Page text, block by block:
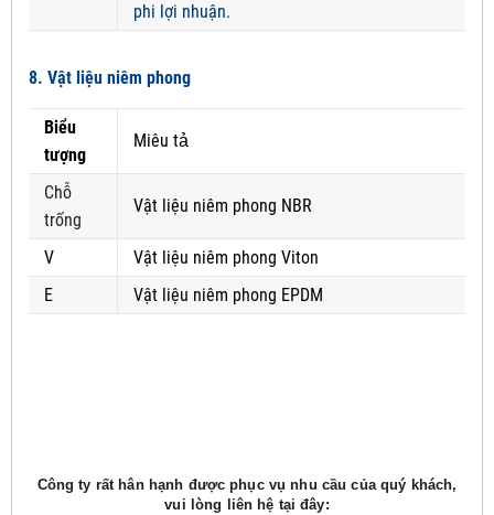
phi lợi nhuận.
8. Vật liệu niêm phong
Biểu
tượng
Miêu tả
Chỗ
trống
Vật liệu niêm phong NBR
V
Vật liệu niêm phong Viton
E
Vật liệu niêm phong EPDM
Công ty rất hân hạnh được phục vụ nhu cầu của quý khách,
vui lòng liên hệ tại đây: